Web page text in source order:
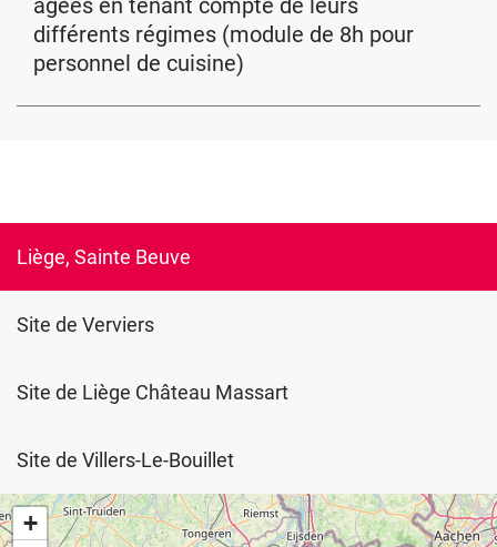
âgées en tenant compte de leurs
différents régimes (module de 8h pour
personnel de cuisine)
+
Liège, Sainte Beuve
Site de Verviers
Site de Liège Château Massart
Site de Villers-Le-Bouillet